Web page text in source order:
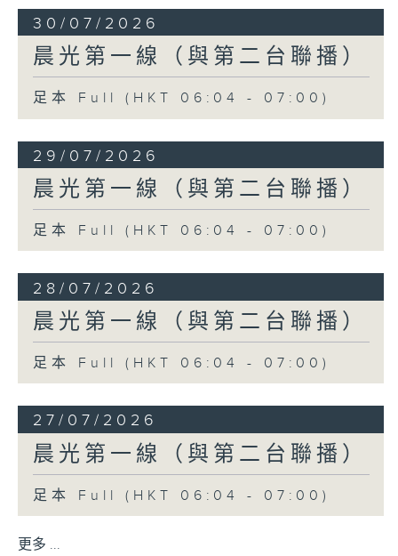
30/07/2026
晨光第一線（與第二台聯播）
足本 Full (HKT 06:04 - 07:00)
29/07/2026
晨光第一線（與第二台聯播）
足本 Full (HKT 06:04 - 07:00)
28/07/2026
晨光第一線（與第二台聯播）
足本 Full (HKT 06:04 - 07:00)
27/07/2026
晨光第一線（與第二台聯播）
足本 Full (HKT 06:04 - 07:00)
更多 ...